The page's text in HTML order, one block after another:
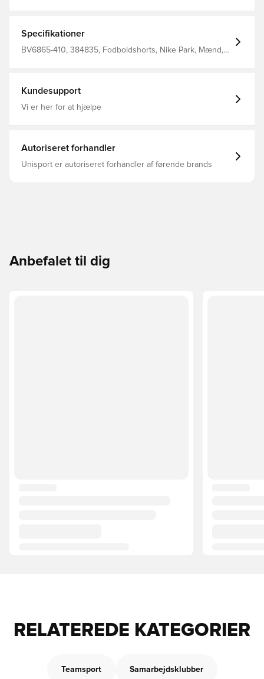
polyester.
Specifikationer
BV6865-410, 384835, Fodboldshorts, Nike Park, Mænd,
Kundesupport
Vi er her for at hjælpe
Autoriseret forhandler
Unisport er autoriseret forhandler af førende brands
Anbefalet til dig
RELATEREDE KATEGORIER
Teamsport Samarbejdsklubber